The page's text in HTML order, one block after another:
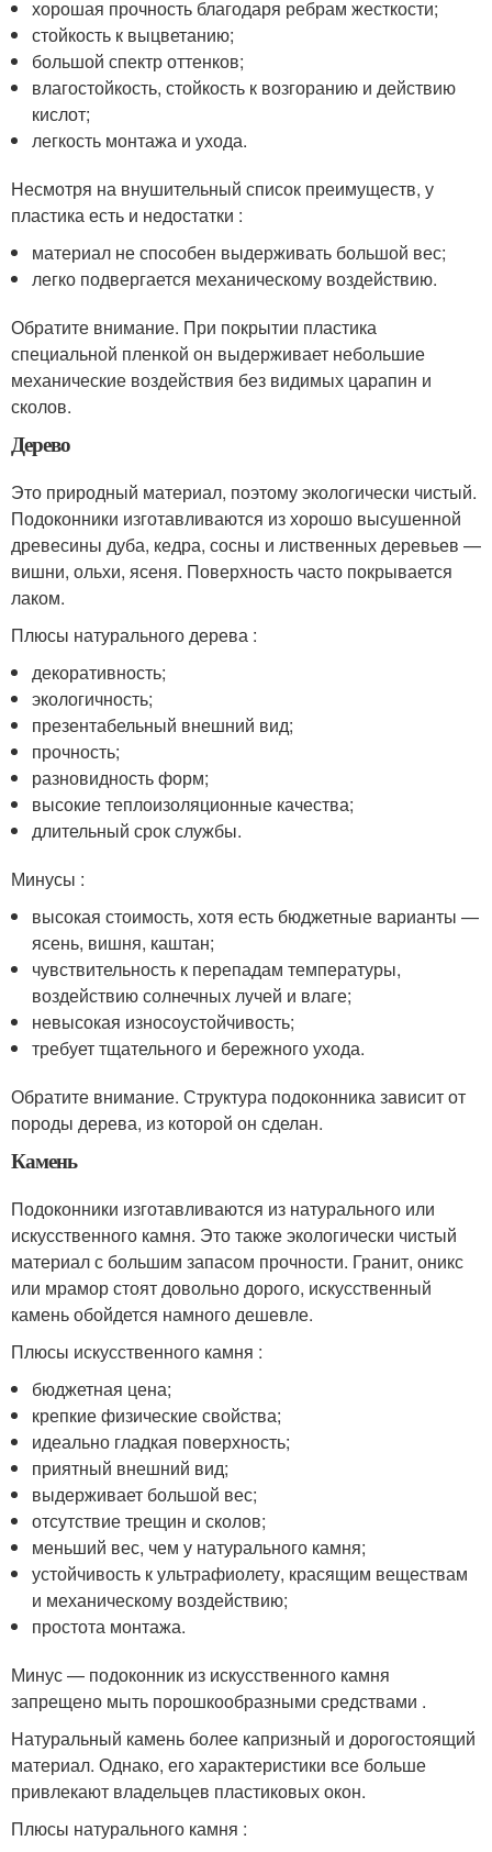
хорошая прочность благодаря ребрам жесткости;
стойкость к выцветанию;
большой спектр оттенков;
влагостойкость, стойкость к возгоранию и действию
кислот;
легкость монтажа и ухода.
Несмотря на внушительный список преимуществ, у
пластика есть и недостатки :
материал не способен выдерживать большой вес;
легко подвергается механическому воздействию.
Обратите внимание. При покрытии пластика
специальной пленкой он выдерживает небольшие
механические воздействия без видимых царапин и
сколов.
Дерево
Это природный материал, поэтому экологически чистый.
Подоконники изготавливаются из хорошо высушенной
древесины дуба, кедра, сосны и лиственных деревьев —
вишни, ольхи, ясеня. Поверхность часто покрывается
лаком.
Плюсы натурального дерева :
декоративность;
экологичность;
презентабельный внешний вид;
прочность;
разновидность форм;
высокие теплоизоляционные качества;
длительный срок службы.
Минусы :
высокая стоимость, хотя есть бюджетные варианты —
ясень, вишня, каштан;
чувствительность к перепадам температуры,
воздействию солнечных лучей и влаге;
невысокая износоустойчивость;
требует тщательного и бережного ухода.
Обратите внимание. Структура подоконника зависит от
породы дерева, из которой он сделан.
Камень
Подоконники изготавливаются из натурального или
искусственного камня. Это также экологически чистый
материал с большим запасом прочности. Гранит, оникс
или мрамор стоят довольно дорого, искусственный
камень обойдется намного дешевле.
Плюсы искусственного камня :
бюджетная цена;
крепкие физические свойства;
идеально гладкая поверхность;
приятный внешний вид;
выдерживает большой вес;
отсутствие трещин и сколов;
меньший вес, чем у натурального камня;
устойчивость к ультрафиолету, красящим веществам
и механическому воздействию;
простота монтажа.
Минус — подоконник из искусственного камня
запрещено мыть порошкообразными средствами .
Натуральный камень более капризный и дорогостоящий
материал. Однако, его характеристики все больше
привлекают владельцев пластиковых окон.
Плюсы натурального камня :